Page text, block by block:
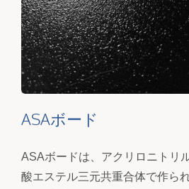
ASAボード
ASAボードは、アクリロニトリ
酸エステル三元共重合体で作ら